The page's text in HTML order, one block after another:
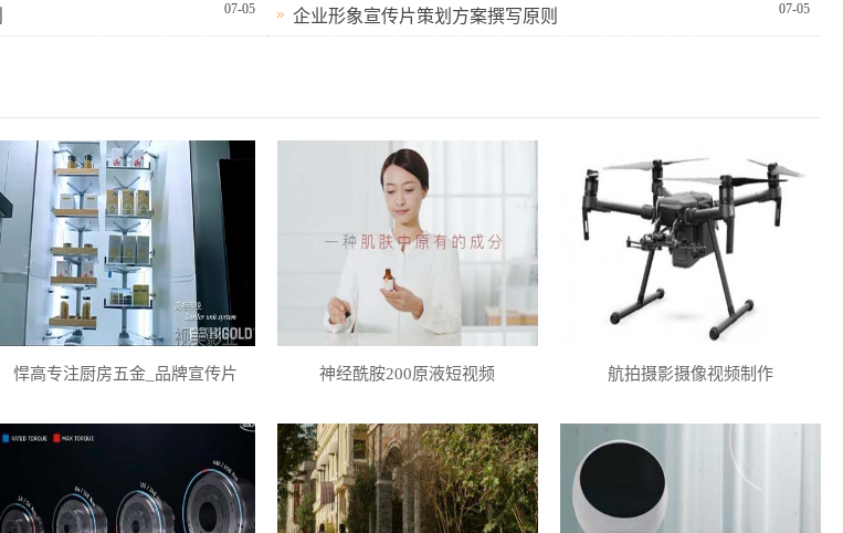
07-05 07-05
企业形象宣传片策划方案撰写原则
悍高专注厨房五金_品牌宣传片 神经酰胺200原液短视频 航拍摄影摄像视频制作